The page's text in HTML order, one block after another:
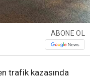
ABONE OL
trafik kazasında